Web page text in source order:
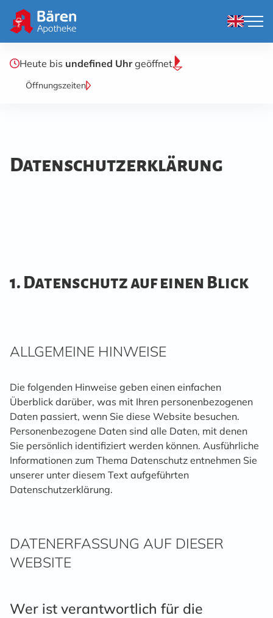
Heute bis undefined Uhrgeöffnet
Öffnungszeiten
Datenschutz­erklärung
1. Datenschutz auf einen Blick
ALLGEMEINE HINWEISE
Die folgenden Hinweise geben einen einfachen
Überblick darüber, was mit Ihren personenbezogenen
Daten passiert, wenn Sie diese Website besuchen.
Personenbezogene Daten sind alle Daten, mit denen
Sie persönlich identifiziert werden können. Ausführliche
Informationen zum Thema Datenschutz entnehmen Sie
unserer unter diesem Text aufgeführten
Datenschutzerklärung.
DATENERFASSUNG AUF DIESER
WEBSITE
Wer ist verantwortlich für die